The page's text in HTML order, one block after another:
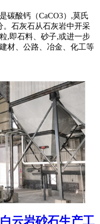
碳酸钙（CaCO3）,莫氏
。石灰石从石灰岩中开采
,即石料、砂子,或进一步
材、公路、冶金、化工等
云岩砂石生产工